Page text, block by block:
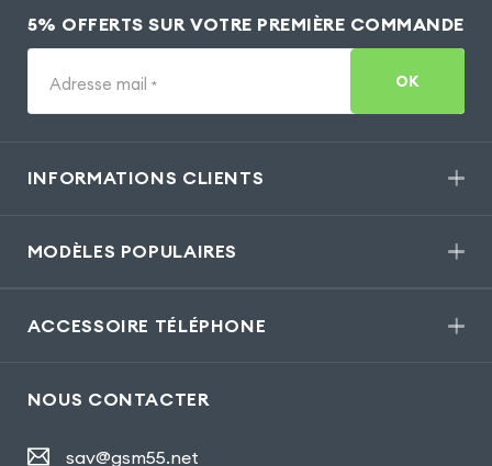
5% OFFERTS SUR VOTRE PREMIÈRE COMMANDE
Adresse mail * OK
INFORMATIONS CLIENTS
MODÈLES POPULAIRES
ACCESSOIRE TÉLÉPHONE
NOUS CONTACTER
sav@gsm55.net